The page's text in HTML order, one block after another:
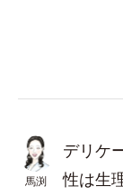
馬渕
デリケ
性は生